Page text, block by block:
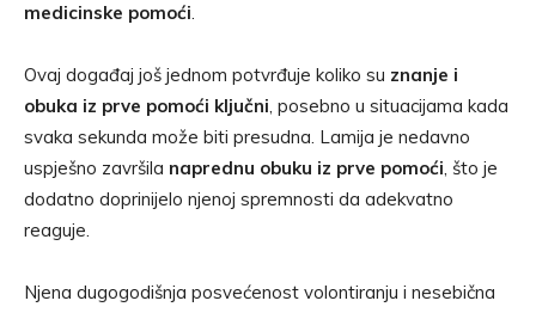
medicinske pomoći.
Ovaj događaj još jednom potvrđuje koliko su znanje i
obuka iz prve pomoći ključni, posebno u situacijama kada
svaka sekunda može biti presudna. Lamija je nedavno
uspješno završila naprednu obuku iz prve pomoći, što je
dodatno doprinijelo njenoj spremnosti da adekvatno
reaguje.
Njena dugogodišnja posvećenost volontiranju i nesebična